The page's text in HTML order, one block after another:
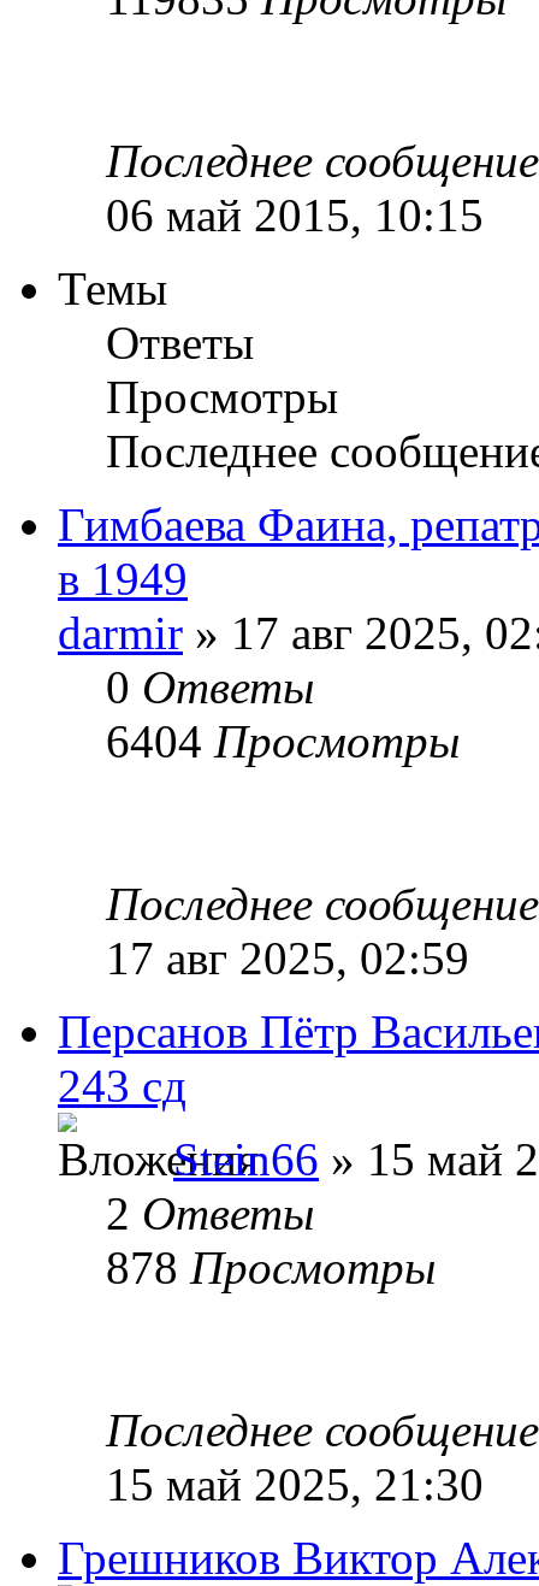
Последнее
06 май 2015, 10:15
Темы
Ответы
Просмотры
Последнее
Гимбаева Фаина,
в 1949
darmir » 17 авг 2025,
0 Ответы
6404 Просмотры
Последнее
17 авг 2025, 02:59
Персанов Пётр
243 сд
Stein66 » 15 май
2 Ответы
878 Просмотры
Последнее
15 май 2025, 21:30
Грешников Виктор